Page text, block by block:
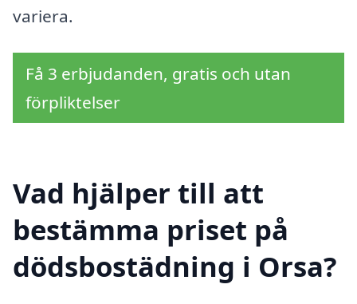
variera.
Få 3 erbjudanden, gratis och utan
förpliktelser
Vad hjälper till att
bestämma priset på
dödsbostädning i Orsa?